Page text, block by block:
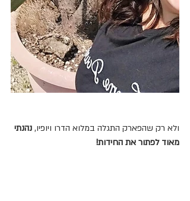
ולא רק שהפארק התגלה במלוא הדרו ויופיו, נהנתי
מאוד לפתור את החידות!